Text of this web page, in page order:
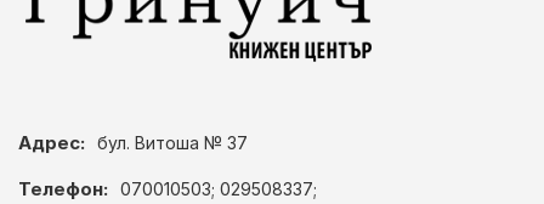
Адрес: бул. Витоша № 37
Телефон: 070010503; 029508337;